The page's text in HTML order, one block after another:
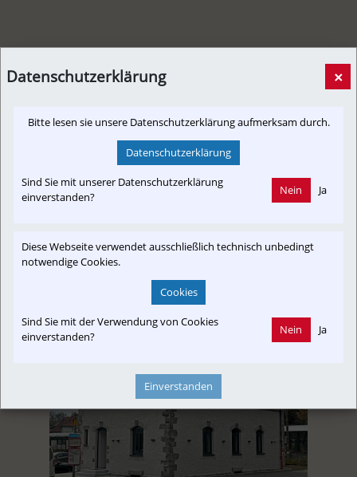
01. Dezember 2025, 20:00 Uhr
AIM
Als er begonnen hat, gab es weder Sitzheizung noch auch im
Stand funktionierende Servolenkung. Jetzt sagt ein Salzburger
Datenschutzerklärung ×
Bitte lesen sie unsere Datenschutzerklärung aufmerksam durch.
Datenschutzerklärung
Sind Sie mit unserer Datenschutzerklärung
einverstanden?
Nein Ja
Diese Webseite verwendet ausschließlich technisch unbedingt
notwendige Cookies.
Cookies
Sind Sie mit der Verwendung von Cookies
einverstanden?
Nein Ja
Einverstanden